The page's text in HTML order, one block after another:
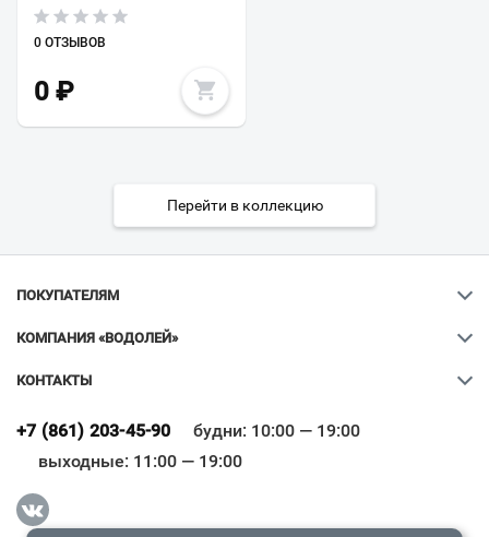
0 ОТЗЫВОВ
0 ₽
Перейти в коллекцию
ПОКУПАТЕЛЯМ
КОМПАНИЯ «ВОДОЛЕЙ»
КОНТАКТЫ
+7 (861) 203-45-90
будни: 10:00 — 19:00
выходные: 11:00 — 19:00
Всё верно